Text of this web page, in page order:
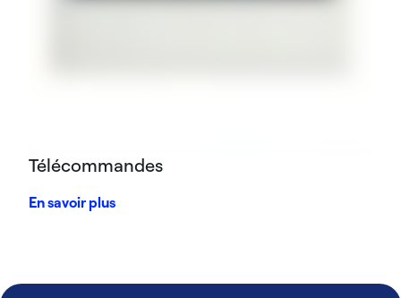
Télécommandes
En savoir plus